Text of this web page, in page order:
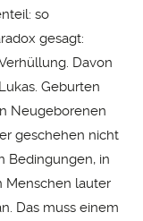
so
gesagt:
Davon
Geburten
Neugeborenen
geschehen nicht
Bedingungen, in
Menschen lauter
Das muss einem